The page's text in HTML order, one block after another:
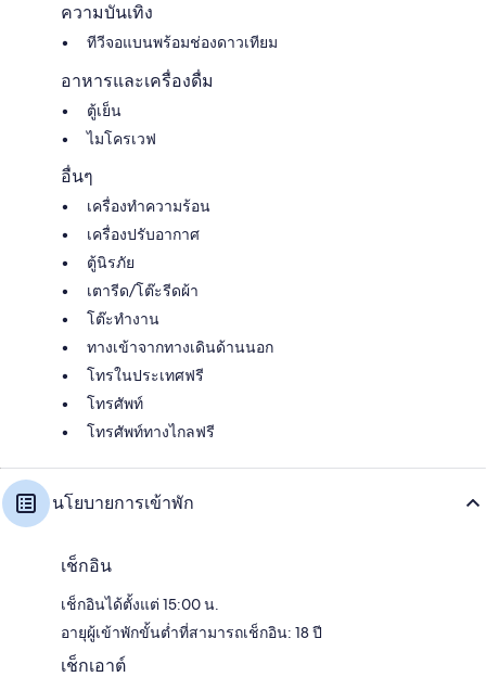
ความบันเทิง
ทีวีจอแบนพร้อมช่องดาวเทียม
อาหารและเครื่องดื่ม
ตู้เย็น
ไมโครเวฟ
อื่นๆ
เครื่องทำความร้อน
เครื่องปรับอากาศ
ตู้นิรภัย
เตารีด/โต๊ะรีดผ้า
โต๊ะทำงาน
ทางเข้าจากทางเดินด้านนอก
โทรในประเทศฟรี
โทรศัพท์
โทรศัพท์ทางไกลฟรี
นโยบายการเข้าพัก
เช็กอิน
เช็กอินได้ตั้งแต่ 15:00 น.
อายุผู้เข้าพักขั้นต่ำที่สามารถเช็กอิน: 18 ปี
เช็กเอาต์